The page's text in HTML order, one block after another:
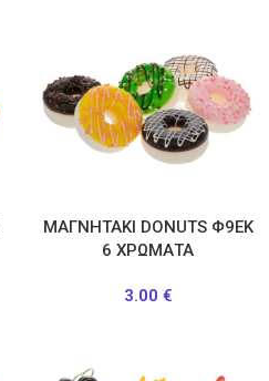
ΜΑΓΝΗΤΑΚΙ DONUTS Φ9ΕΚ
6 ΧΡΩΜΑΤΑ
3.00 €